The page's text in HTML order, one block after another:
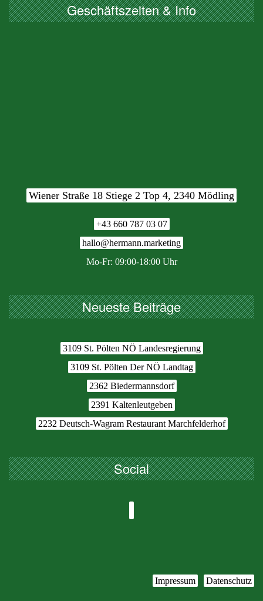
Geschäftszeiten & Info
Wiener Straße 18 Stiege 2 Top 4, 2340 Mödling
+43 660 787 03 07
hallo@hermann.marketing
Mo-Fr: 09:00-18:00 Uhr
Neueste Beiträge
3109 St. Pölten NÖ Landesregierung
3109 St. Pölten Der NÖ Landtag
2362 Biedermannsdorf
2391 Kaltenleutgeben
2232 Deutsch-Wagram Restaurant Marchfelderhof
Social
Facebook
Impressum Datenschutz